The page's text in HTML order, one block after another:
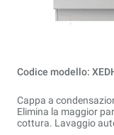
Codice modello:
Cappa a
Elimina la maggior
cottura. Lavaggio